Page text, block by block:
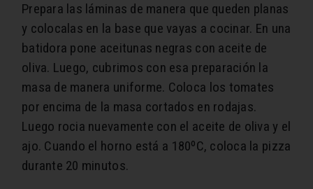
Prepara las láminas de manera que queden planas
y colocalas en la base que vayas a cocinar. En una
batidora pone aceitunas negras con aceite de
oliva. Luego, cubrimos con esa preparación la
masa de manera uniforme. Coloca los tomates
por encima de la masa cortados en rodajas.
Luego rocia nuevamente con el aceite de oliva y el
ajo. Cuando el horno está a 180ºC, coloca la pizza
durante 20 minutos.